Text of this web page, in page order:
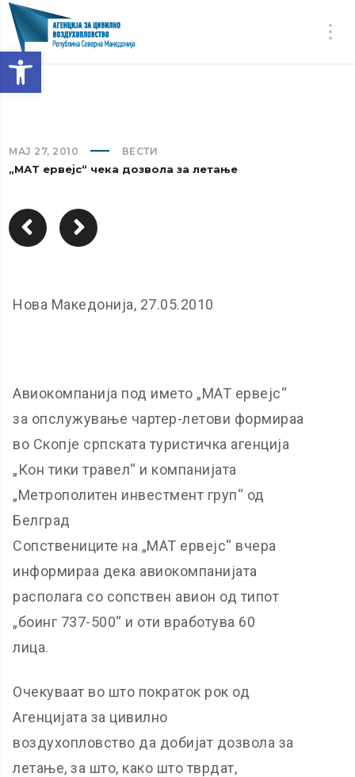
Open toolbar
МАЈ 27, 2010 ВЕСТИ
„МАТ ервејс“ чека дозвола за летање
Нова Македонија, 27.05.2010
Авиокомпанија под името „МАТ ервејс“
за опслужување чартер-летови формираа
во Скопје српската туристичка агенција
„Кон тики травел“ и компанијата
„Метрополитен инвестмент груп“ од
Белград
Сопствениците на „МАТ ервејс“ вчера
информираа дека авиокомпанијата
располага со сопствен авион од типот
„боинг 737-500“ и оти вработува 60
лица.
Очекуваат во што пократок рок од
Агенцијата за цивилно
воздухопловство да добијат дозвола за
летање, за што, како што тврдат,